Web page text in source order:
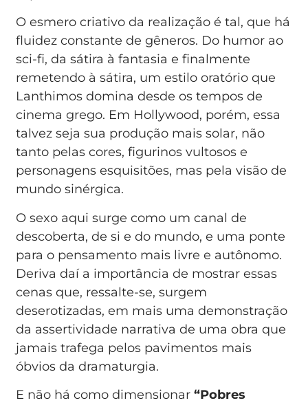
O esmero criativo da realização é tal, que há
fluidez constante de gêneros. Do humor ao
sci-fi, da sátira à fantasia e finalmente
remetendo à sátira, um estilo oratório que
Lanthimos domina desde os tempos de
cinema grego. Em Hollywood, porém, essa
talvez seja sua produção mais solar, não
tanto pelas cores, figurinos vultosos e
personagens esquisitões, mas pela visão de
mundo sinérgica.
O sexo aqui surge como um canal de
descoberta, de si e do mundo, e uma ponte
para o pensamento mais livre e autônomo.
Deriva daí a importância de mostrar essas
cenas que, ressalte-se, surgem
deserotizadas, em mais uma demonstração
da assertividade narrativa de uma obra que
jamais trafega pelos pavimentos mais
óbvios da dramaturgia.
E não há como dimensionar“Pobres